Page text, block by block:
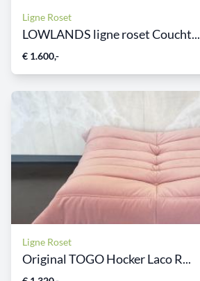
Ligne Roset
LOWLANDS ligne roset Coucht...
€ 1.600,-
Ligne Roset
Original TOGO Hocker Laco R...